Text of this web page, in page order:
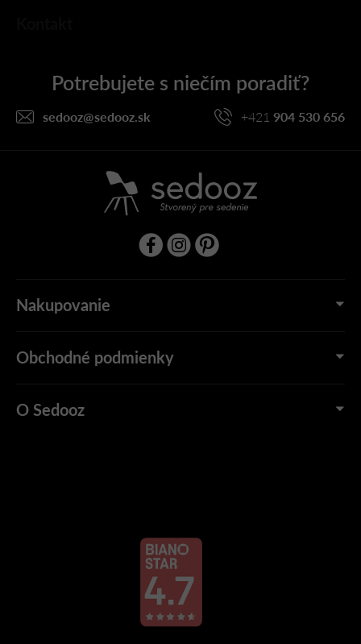
sedooz@sedooz.sk +421 904 530 656
Nakupovanie
Obchodné podmienky
O Sedooz